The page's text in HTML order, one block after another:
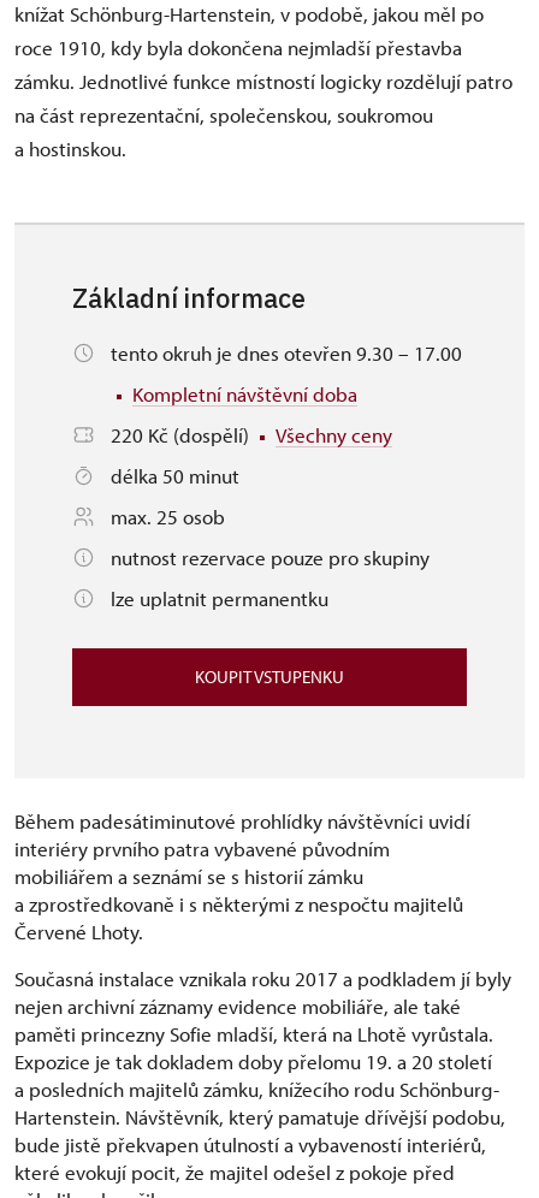
knížat Schönburg-Hartenstein, v podobě, jakou měl po
roce 1910, kdy byla dokončena nejmladší přestavba
zámku. Jednotlivé funkce místností logicky rozdělují patro
na část reprezentační, společenskou, soukromou
a hostinskou.
Základní informace
tento okruh je dnes otevřen 9.30 – 17.00
Kompletní návštěvní doba
220 Kč (dospělí)
Všechny ceny
délka 50 minut
max. 25 osob
nutnost rezervace pouze pro skupiny
lze uplatnit permanentku
KOUPIT VSTUPENKU
Během padesátiminutové prohlídky návštěvníci uvidí
interiéry prvního patra vybavené původním
mobiliářem a seznámí se s historií zámku
a zprostředkovaně i s některými z nespočtu majitelů
Červené Lhoty.
Současná instalace vznikala roku 2017 a podkladem jí byly
nejen archivní záznamy evidence mobiliáře, ale také
paměti princezny Sofie mladší, která na Lhotě vyrůstala.
Expozice je tak dokladem doby přelomu 19. a 20 století
a posledních majitelů zámku, knížecího rodu Schönburg-
Hartenstein. Návštěvník, který pamatuje dřívější podobu,
bude jistě překvapen útulností a vybaveností interiérů,
které evokují pocit, že majitel odešel z pokoje před